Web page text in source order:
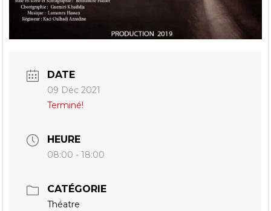
DATE
09 Déc 2021
Terminé!
HEURE
08:00 - 18:00
CATÉGORIE
Théatre